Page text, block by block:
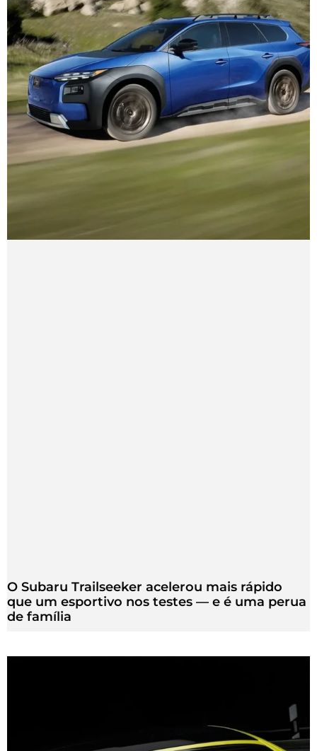
O Subaru Trailseeker acelerou mais rápido
que um esportivo nos testes — e é uma perua
de família